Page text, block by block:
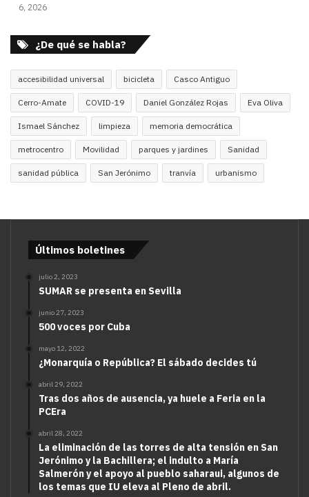
6, 2026
¿De qué se habla?
accesibilidad universal bicicleta Casco Antiguo
Cerro-Amate COVID-19 Daniel González Rojas Eva Oliva
Ismael Sánchez limpieza memoria democrática
metrocentro Movilidad parques y jardines Sanidad
sanidad pública San Jerónimo tranvía urbanismo
Últimos boletines
julio 2, 2023
SUMAR se presenta en Sevilla
junio 27, 2023
500 voces por Cuba
mayo 12, 2022
¿Monarquía o República? El sábado decides tú
abril 29, 2022
Tras dos años de ausencia, ya huele a Feria en la
PCEra
abril 28, 2022
La eliminación de las torres de alta tensión en San
Jerónimo y la Bachillera; el indulto a María
Salmerón y el apoyo al pueblo saharaui, algunos de
los temas que IU eleva al Pleno de abril.